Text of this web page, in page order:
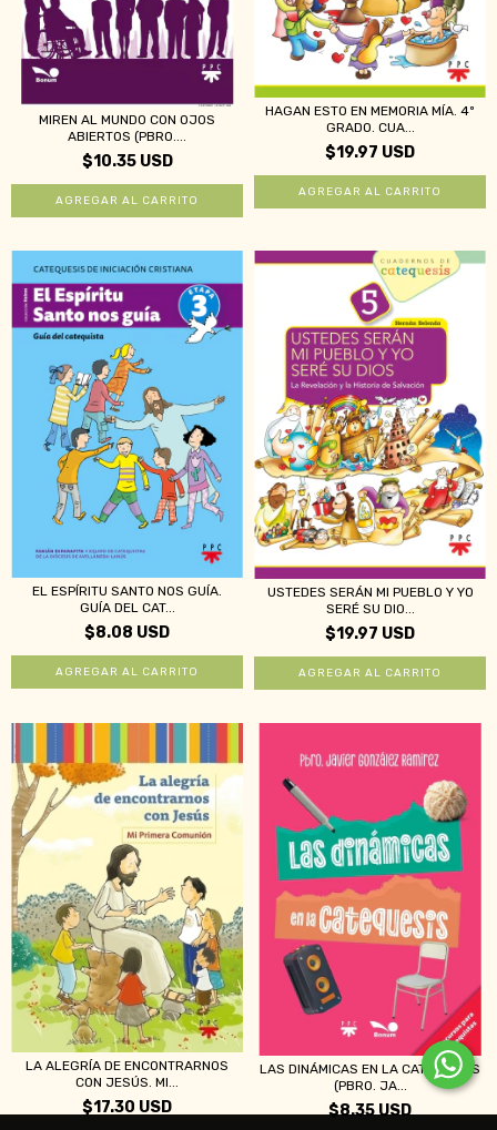
MIREN AL MUNDO CON OJOS
ABIERTOS (PBRO....
$10.35 USD
HAGAN ESTO EN MEMORIA MÍA. 4º
GRADO. CUA...
$19.97 USD
EL ESPÍRITU SANTO NOS GUÍA.
GUÍA DEL CAT...
$8.08 USD
USTEDES SERÁN MI PUEBLO Y YO
SERÉ SU DIO...
$19.97 USD
LA ALEGRÍA DE ENCONTRARNOS
CON JESÚS. MI...
$17.30 USD
LAS DINÁMICAS EN LA CATEQUESIS
(PBRO. JA...
$8.35 USD